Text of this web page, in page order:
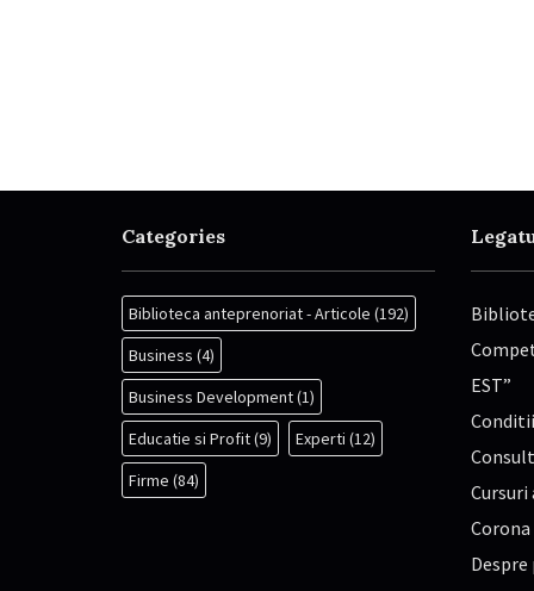
Categories
Biblioteca anteprenoriat - Articole (192)
Business (4)
Business Development(1)
Educatie si Profit(9) Experti (12)
Firme (84)
EST”
Corona